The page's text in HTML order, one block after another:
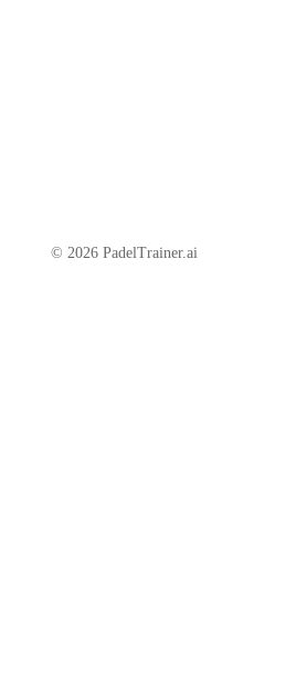
© 2026 PadelTrainer.ai